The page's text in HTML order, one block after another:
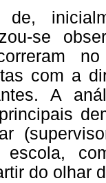
se
com a
A
escola,
do olhar